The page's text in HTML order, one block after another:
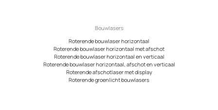
Bouwlasers
Roterende bouwlaser horizontaal
Roterende bouwlaser horizontaal met afschot
Roterende bouwlaser horizontaal en verticaal
Roterende bouwlaser horizontaal, afschot en verticaal
Roterende afschotlaser met display
Roterende groenlicht bouwlasers